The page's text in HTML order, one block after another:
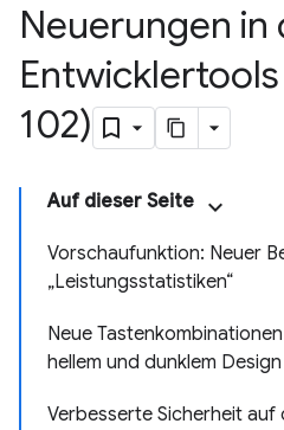
Neuerungen in
102)
Auf dieser Seite
Vorschaufunktion: Neuer
„Leistungsstatistiken“
Neue
hellem und dunklem Design
Verbesserte Sicherheit auf